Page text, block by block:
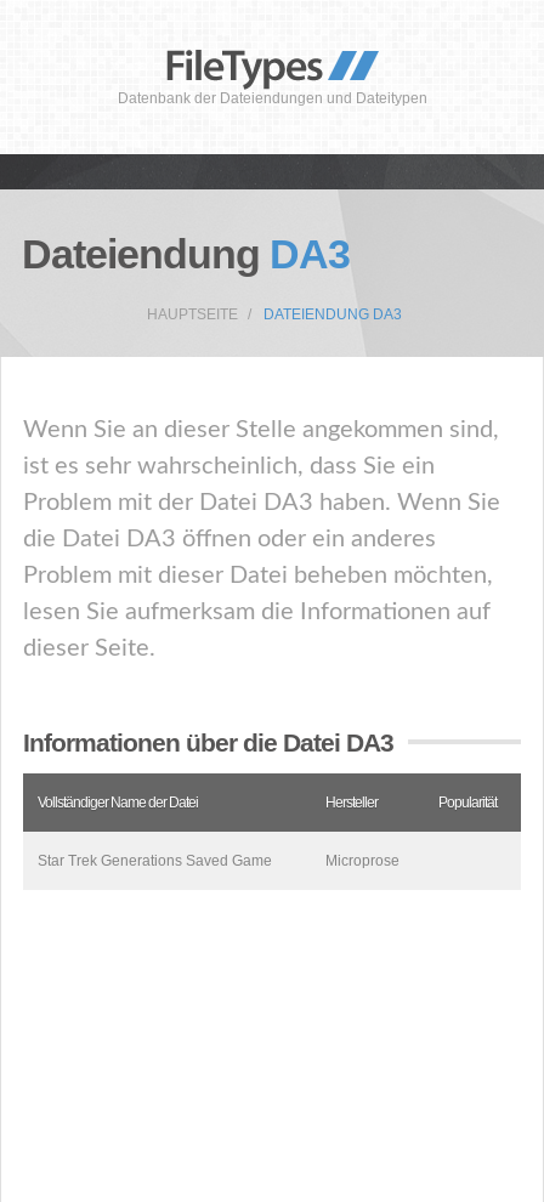
Datenbank der Dateiendungen und Dateitypen
Dateiendung DA3
HAUPTSEITE DATEIENDUNG DA3
Wenn Sie an dieser Stelle angekommen sind,
ist es sehr wahrscheinlich, dass Sie ein
Problem mit der Datei DA3 haben. Wenn Sie
die Datei DA3 öffnen oder ein anderes
Problem mit dieser Datei beheben möchten,
lesen Sie aufmerksam die Informationen auf
dieser Seite.
Informationen über die Datei DA3
Vollständiger Name der Datei Hersteller Popularität
Star Trek Generations Saved Game Microprose